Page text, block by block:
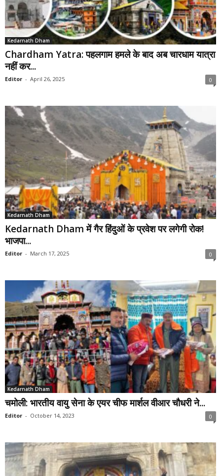
Kedarnath Dham
Chardham Yatra: पहलगाम हमले के बाद अब चारधाम यात्रा
नहीं कर...
Editor - April 26, 2025 0
Kedarnath Dham
Kedarnath Dham में गैर हिंदुओं के प्रवेश पर लगेगी रोक!
भाजपा...
Editor - March 17, 2025 0
Kedarnath Dham
चमोली: भारतीय वायु सेना के एयर चीफ मार्शल वीआर चौधरी ने...
Editor - October 14, 2023 0